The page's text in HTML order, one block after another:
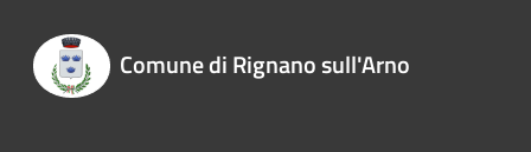
Comune di Rignano sull'Arno